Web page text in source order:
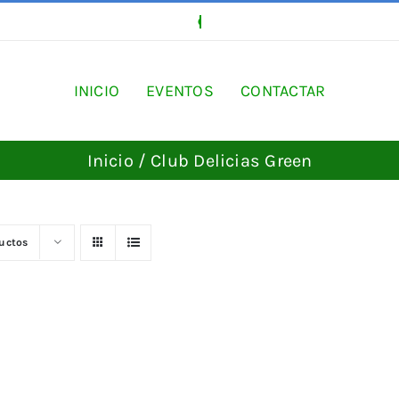
INICIO EVENTOS CONTACTAR
Inicio Club Delicias Green